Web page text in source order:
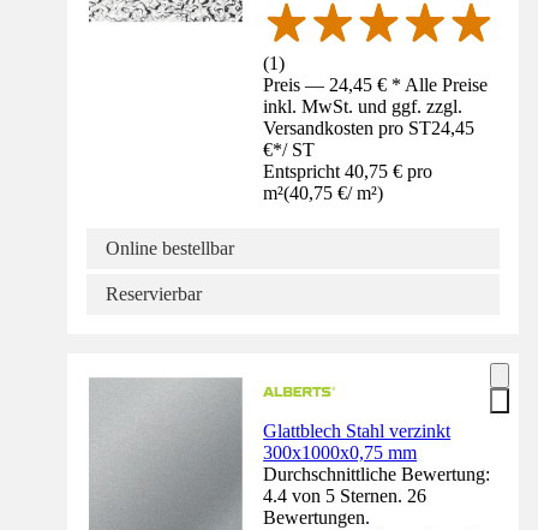
(1)
Preis — 24,45 € * Alle Preise
inkl. MwSt. und ggf. zzgl.
Versandkosten pro ST24,45
€*/ ST
Entspricht 40,75 € pro
m²(40,75 €/ m²)
Online bestellbar
Reservierbar
Glattblech Stahl verzinkt
300x1000x0,75 mm
Durchschnittliche Bewertung:
4.4 von 5 Sternen. 26
Bewertungen.